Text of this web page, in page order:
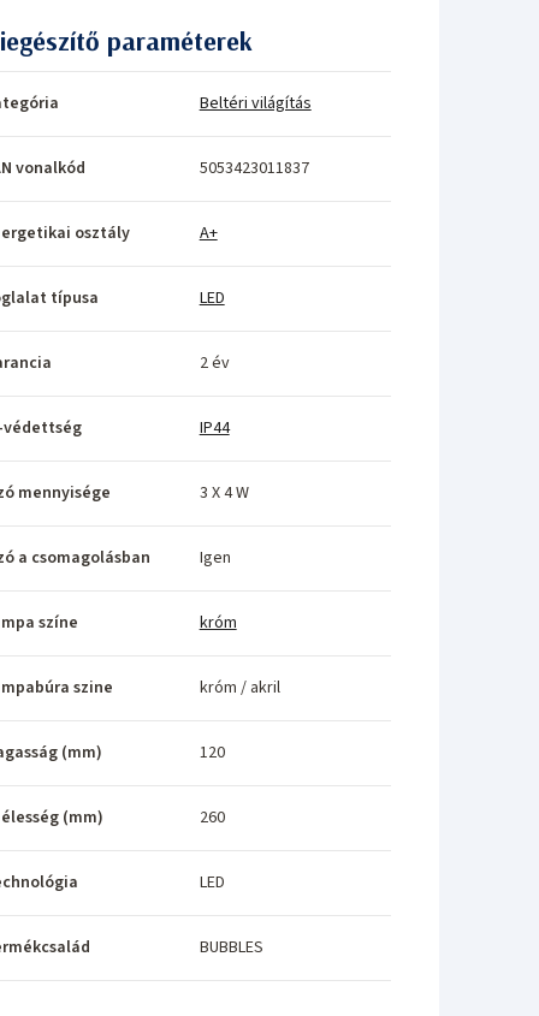
paraméterek
Beltéri világítás
vonalkód 5053423011837
osztály A+
típusa LED
2 év
védettség IP44
mennyisége 3 X 4 W
a csomagolásban Igen
színe króm
szine króm / akril
(mm) 120
(mm) 260
LED
BUBBLES